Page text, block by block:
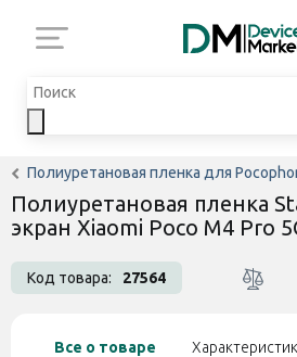
Полиуретановая пленка для
Полиуретановая пленка
экран Xiaomi Poco M4 Pro
Код товара: 27564
Все о товаре